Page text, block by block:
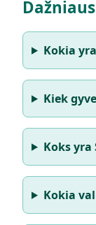
Kokia
Kiek
Koks yra
Kokia